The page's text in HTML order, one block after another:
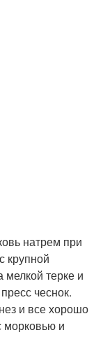
натрем при
крупной
терке и
чеснок.
и все хорошо
и